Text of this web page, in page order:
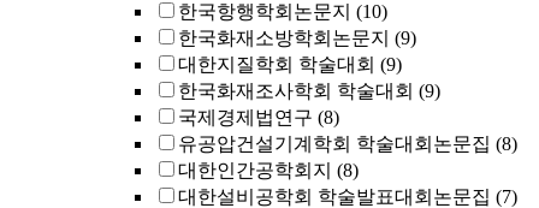
한국항행학회논문지 (10)
한국화재소방학회논문지 (9)
대한지질학회 학술대회 (9)
한국화재조사학회 학술대회 (9)
국제경제법연구 (8)
유공압건설기계학회 학술대회논문집 (8)
대한인간공학회지 (8)
대한설비공학회 학술발표대회논문집 (7)